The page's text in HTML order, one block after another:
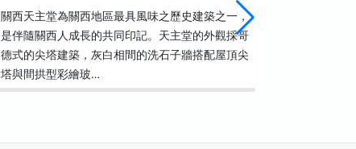
關西天主堂為關西地區最具風味之歷史建築之一，
是伴隨關西人成長的共同印記。天主堂的外觀採哥
德式的尖塔建築，灰白相間的洗石子牆搭配屋頂尖
塔與間拱型彩繪玻…